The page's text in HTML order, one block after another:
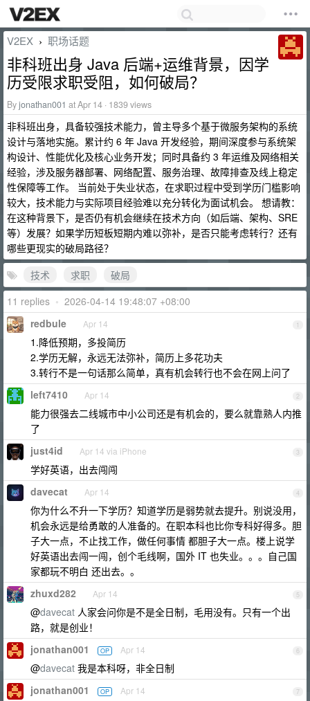
V2EX › 职场话题
非科班出身 Java 后端+运维背景，因学
历受限求职受阻，如何破局？
Byjonathan001 at Apr 14 · 1839 views
非科班出身，具备较强技术能力，曾主导多个基于微服务架构的系统
设计与落地实施。累计约 6 年 Java 开发经验，期间深度参与系统架
构设计、性能优化及核心业务开发；同时具备约 3 年运维及网络相关
经验，涉及服务器部署、网络配置、服务治理、故障排查及线上稳定
性保障等工作。 当前处于失业状态，在求职过程中受到学历门槛影响
较大，技术能力与实际项目经验难以充分转化为面试机会。 想请教：
在这种背景下，是否仍有机会继续在技术方向（如后端、架构、SRE
等）发展？如果学历短板短期内难以弥补，是否只能考虑转行？还有
哪些更现实的破局路径？
技术
求职
破局
11 replies • 2026-04-14 19:48:07 +08:00
1
redbule Apr 14
1.降低预期，多投简历
2.学历无解，永远无法弥补，简历上多花功夫
3.转行不是一句话那么简单，真有机会转行也不会在网上问了
2
left7410 Apr 14
能力很强去二线城市中小公司还是有机会的，要么就靠熟人内推
了
3
just4id Apr 14 via iPhone
学好英语，出去闯闯
4
davecat Apr 14
你为什么不升一下学历？知道学历是弱势就去提升。别说没用，
机会永远是给勇敢的人准备的。在职本科也比你专科好得多。胆
子大一点，不止找工作，做任何事情 都胆子大一点。楼上说学
好英语出去闯一闯，创个毛线啊，国外 IT 也失业。。。自己国
家都玩不明白 还出去。。
5
zhuxd282 Apr 14
@davecat 人家会问你是不是全日制，毛用没有。只有一个出
路，就是创业！
6
jonathan001 OP Apr 14
@davecat 我是本科呀，非全日制
7
jonathan001 OP Apr 14